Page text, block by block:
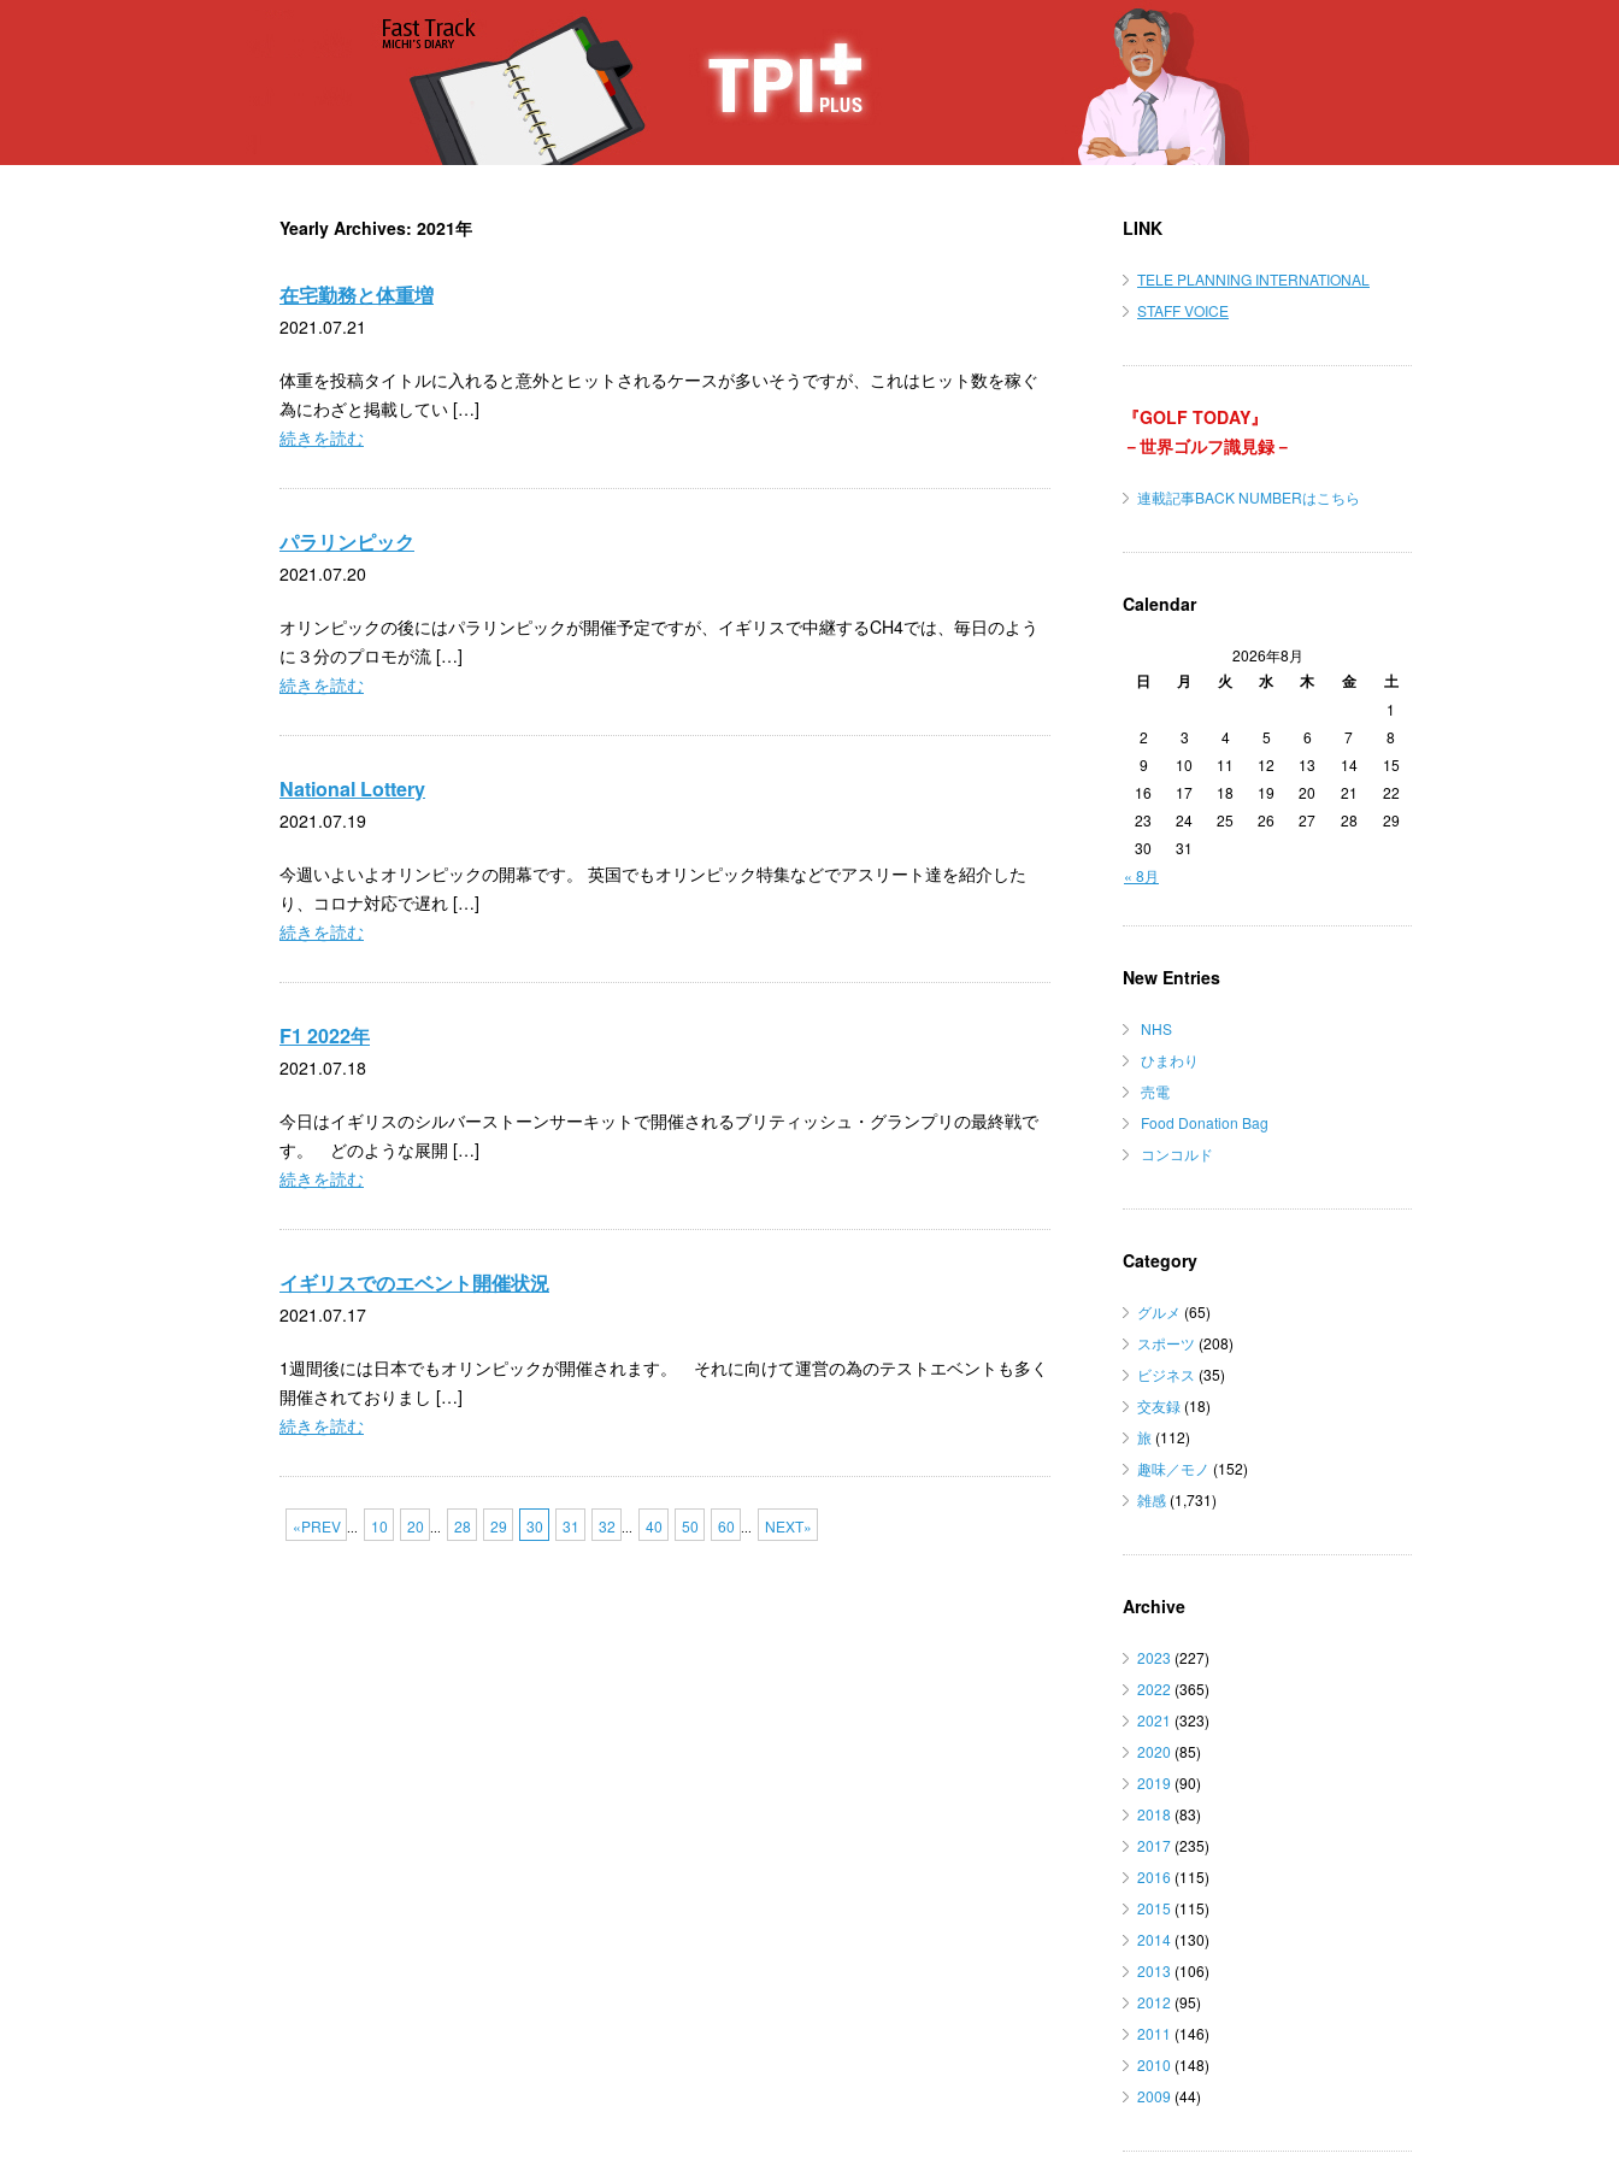
Yearly Archives: 2021年
在宅勤務と体重増
2021.07.21
体重を投稿タイトルに入れると意外とヒットされるケースが多いそうですが、これはヒット数を稼ぐ
為にわざと掲載してい […]
続きを読む
パラリンピック
2021.07.20
オリンピックの後にはパラリンピックが開催予定ですが、イギリスで中継するCH4では、毎日のよう
に３分のプロモが流 […]
続きを読む
National Lottery
2021.07.19
今週いよいよオリンピックの開幕です。 英国でもオリンピック特集などでアスリート達を紹介した
り、コロナ対応で遅れ […]
続きを読む
F1 2022年
2021.07.18
今日はイギリスのシルバーストーンサーキットで開催されるブリティッシュ・グランプリの最終戦で
す。 どのような展開 […]
続きを読む
イギリスでのエベント開催状況
2021.07.17
1週間後には日本でもオリンピックが開催されます。 それに向けて運営の為のテストエベントも多く
開催されておりまし […]
続きを読む
«PREV ... 10 20 ... 28 29 30 31 32 ... 40 50 60 ... NEXT»
LINK
TELE PLANNING INTERNATIONAL
STAFF VOICE
『GOLF TODAY』
－世界ゴルフ識見録－
連載記事BACK NUMBERはこちら
Calendar
2026年8月
日 月 火 水 木 金 土
« 8月
1
2
3 4 5 6 7
8
9
10 11 12 13 14
15
16
17 18 19 20 21
22
23
24 25 26 27 28
29
30
31
New Entries
NHS
ひまわり
売電
Food Donation Bag
コンコルド
Category
グルメ (65)
スポーツ (208)
ビジネス (35)
交友録 (18)
旅 (112)
趣味／モノ (152)
雑感 (1,731)
Archive
2023 (227)
2022 (365)
2021 (323)
2020 (85)
2019 (90)
2018 (83)
2017 (235)
2016 (115)
2015 (115)
2014 (130)
2013 (106)
2012 (95)
2011 (146)
2010 (148)
2009 (44)